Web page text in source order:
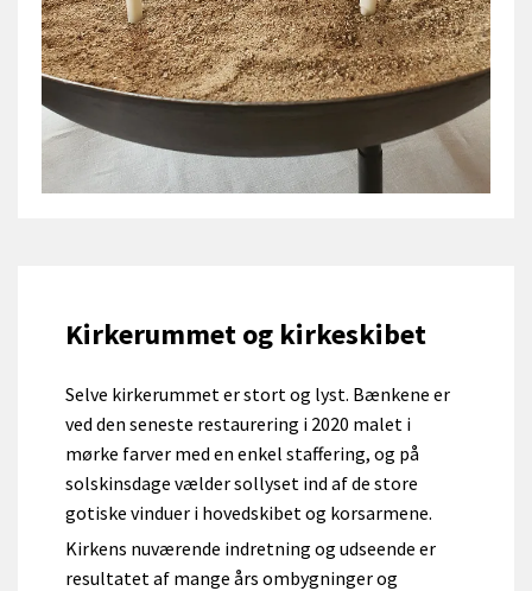
Kirkerummet og kirkeskibet
Selve kirkerummet er stort og lyst. Bænkene er
ved den seneste restaurering i 2020 malet i
mørke farver med en enkel staffering, og på
solskinsdage vælder sollyset ind af de store
gotiske vinduer i hovedskibet og korsarmene.
Kirkens nuværende indretning og udseende er
resultatet af mange års ombygninger og